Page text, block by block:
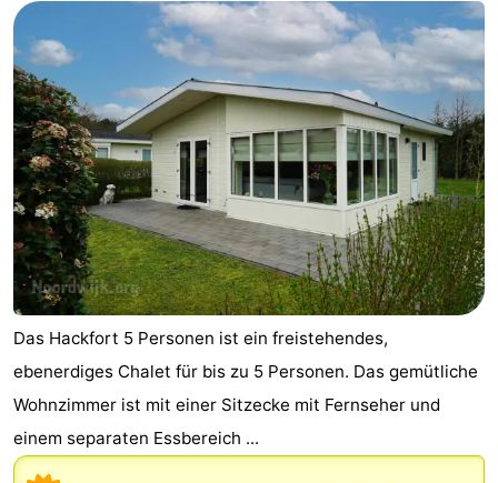
Das Hackfort 5 Personen ist ein freistehendes,
ebenerdiges Chalet für bis zu 5 Personen. Das gemütliche
Wohnzimmer ist mit einer Sitzecke mit Fernseher und
einem separaten Essbereich ...